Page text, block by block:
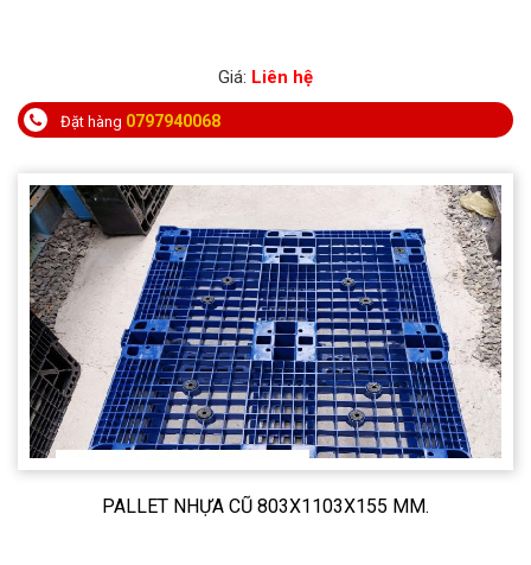
Giá: Liên hệ
Đặt hàng 0797940068
PALLET NHỰA CŨ 803X1103X155 MM.